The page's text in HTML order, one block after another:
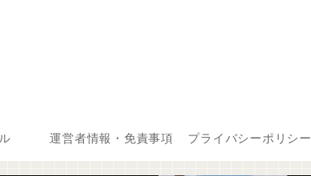
運営者情報・免責事項 プライバシーポリシー